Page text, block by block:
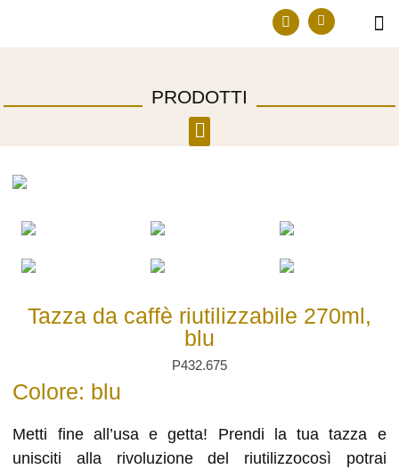
PRODOTTI
Tazza da caffè riutilizzabile 270ml,
blu
P432.675
Colore: blu
Metti fine all’usa e getta! Prendi la tua tazza e
unisciti alla rivoluzione del riutilizzocosì potrai